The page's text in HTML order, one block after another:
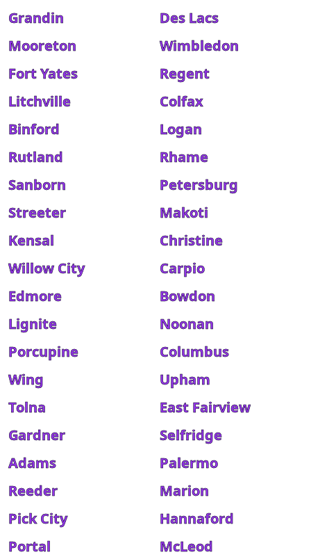
Grandin
Des Lacs
Mooreton
Wimbledon
Fort Yates
Regent
Litchville
Colfax
Binford
Logan
Rutland
Rhame
Sanborn
Petersburg
Streeter
Makoti
Kensal
Christine
Willow City
Carpio
Edmore
Bowdon
Lignite
Noonan
Porcupine
Columbus
Wing
Upham
Tolna
East Fairview
Gardner
Selfridge
Adams
Palermo
Reeder
Marion
Pick City
Hannaford
Portal
McLeod